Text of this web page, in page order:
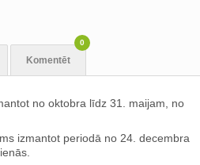
Komentēt
0
no oktobra līdz 31. maijam, no
izmantot periodā no 24. decembra